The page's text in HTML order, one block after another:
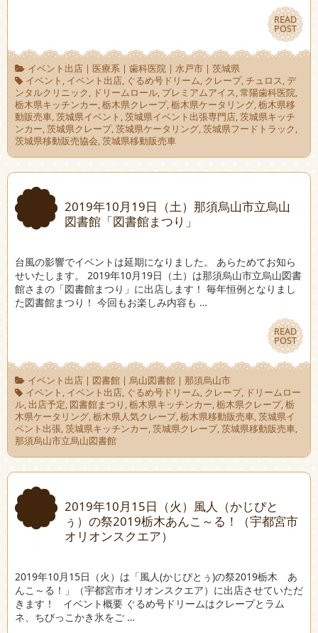
READ
POST
READ
POST
イベント出店| 医療系| 歯科医院| 水戸市| 茨城県
イベント , イベント出店, ぐるめ号ドリーム, クレープ,チュロス, デ
ンタルクリニック, ドリームロール, プレミアムアイス,常陽歯科医院,
栃木県キッチンカー,栃木県クレープ,栃木県ケータリング,栃木県移
動販売車,茨城県イベント ,茨城県イベント出張専門店,茨城県キッチ
ンカー,茨城県クレープ,茨城県ケータリング,茨城県フードトラック,
茨城県移動販売協会,茨城県移動販売車
2019年10月19日（土）那須烏山市立烏山
図書館「図書館まつり」
台風の影響でイベントは延期になりました。 あらためてお知ら
せいたします。 2019年10月19日（土）は那須烏山市立烏山図書
館さまの「図書館まつり」に出店します！ 毎年恒例となりまし
た図書館まつり！ 今回もお楽しみ内容も …
READ
POST
READ
POST
イベント出店| 図書館| 烏山図書館| 那須烏山市
イベント , イベント出店, ぐるめ号ドリーム, クレープ, ドリームロー
ル, 出店予定, 図書館まつり ,栃木県キッチンカー,栃木県クレープ,栃
木県ケータリング,栃木県人気クレープ,栃木県移動販売車,茨城県イ
ベント出張,茨城県キッチンカー,茨城県クレープ,茨城県移動販売車,
那須烏山市立烏山図書館
2019年10月15日（火）風人（かじぴと
ぅ）の祭2019栃木あんこ～る！（宇都宮市
オリオンスクエア）
2019年10月15日（火）は「風人(かじぴとぅ)の祭2019栃木 あ
んこ～る！」（宇都宮市オリオンスクエア）に出店させていただ
きます！ イベント概要 ぐるめ号ドリームはクレープとラム
ネ、ちびっこかき氷をご …